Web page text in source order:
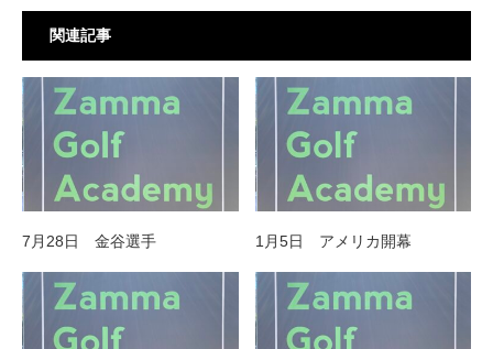
関連記事
7月28日 金谷選手 1月5日 アメリカ開幕